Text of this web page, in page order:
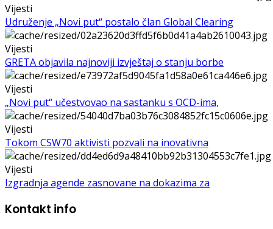
Vijesti
Udruženje „Novi put“ postalo član Global Clearing
Vijesti
GRETA objavila najnoviji izvještaj o stanju borbe
Vijesti
„Novi put“ učestvovao na sastanku s OCD-ima,
Vijesti
Tokom CSW70 aktivisti pozvali na inovativna
Vijesti
Izgradnja agende zasnovane na dokazima za
Kontakt info